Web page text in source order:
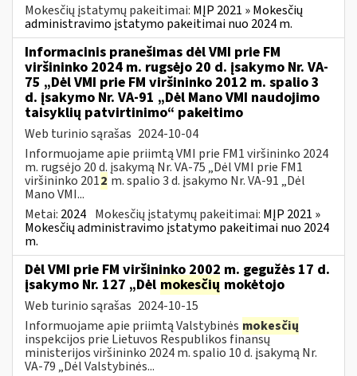
Mokesčių įstatymų pakeitimai: MĮP 2021 » Mokesčių
administravimo įstatymo pakeitimai nuo 2024 m.
Informacinis pranešimas dėl VMI prie FM
viršininko 2024 m. rugsėjo 20 d. įsakymo Nr. VA-
75 „Dėl VMI prie FM viršininko 2012 m. spalio 3
d. įsakymo Nr. VA-91 „Dėl Mano VMI naudojimo
taisyklių patvirtinimo“ pakeitimo
Web turinio sąrašas 2024-10-04
Informuojame apie priimtą VMI prie FM1 viršininko 2024
m. rugsėjo 20 d. įsakymą Nr. VA-75 „Dėl VMI prie FM1
viršininko 2012 m. spalio 3 d. įsakymo Nr. VA-91 „Dėl
Mano VMI...
Metai: 2024 Mokesčių įstatymų pakeitimai: MĮP 2021 »
Mokesčių administravimo įstatymo pakeitimai nuo 2024
m.
Dėl VMI prie FM viršininko 2002 m. gegužės 17 d.
įsakymo Nr. 127 „Dėl mokesčių mokėtojo
Web turinio sąrašas 2024-10-15
Informuojame apie priimtą Valstybinės mokesčių
inspekcijos prie Lietuvos Respublikos finansų
ministerijos viršininko 2024 m. spalio 10 d. įsakymą Nr.
VA-79 „Dėl Valstybinės...